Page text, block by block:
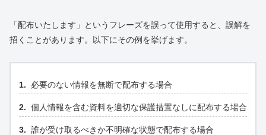
「配布いたします」というフレーズを誤って使用すると、誤解を
招くことがあります。以下にその例を挙げます。
必要のない情報を無断で配布する場合
個人情報を含む資料を適切な保護措置なしに配布する場合
誰が受け取るべきか不明確な状態で配布する場合